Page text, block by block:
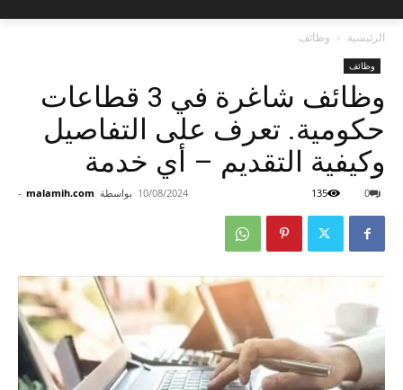
الرئيسية وظائف
وظائف
وظائف شاغرة في 3 قطاعات
حكومية. تعرف على التفاصيل
وكيفية التقديم – أي خدمة
بواسطة malamih.com
- 10/08/2024 0
135